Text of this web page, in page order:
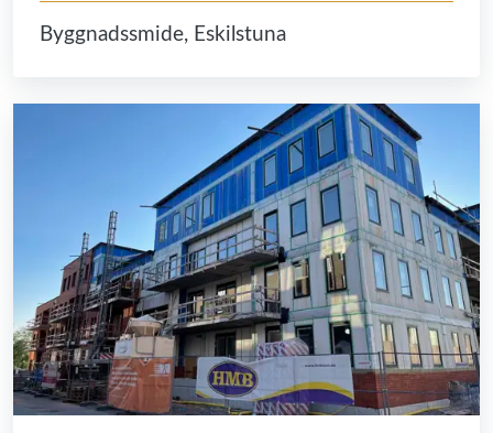
Byggnadssmide, Eskilstuna